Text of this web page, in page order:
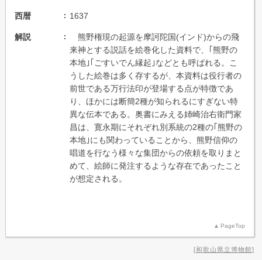
西暦 1637
解説
熊野権現の起源を摩訶陀国(インド)からの飛
来神とする説話を絵巻化した資料で、｢熊野の
本地｣｢ごすいでん縁起｣などとも呼ばれる。こ
うした絵巻は多く存するが、本資料は役行者の
前世である万行法印が登場する点が特徴であ
り、ほかには断簡2種が知られるにすぎない特
異な伝本である。奥書にみえる姉崎治右衛門家
昌は、寛永期にそれぞれ別系統の2種の｢熊野の
本地｣にも関わっていることから、熊野信仰の
唱道を行なう様々な集団からの依頼を取りまと
めて、絵師に発注するような存在であったこと
が想定される。
PageTop
和歌山県立博物館